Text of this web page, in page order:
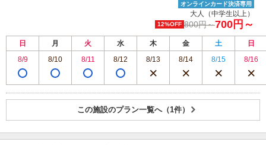
オンラインカード決済専用
大人（中学生以上）
12%OFF 800円～700円～
日 月 火 水 木 金 土
日
8/9
8/10 8/11 8/12 8/13 8/14 8/15 8/16
この施設のプラン一覧へ（1件）